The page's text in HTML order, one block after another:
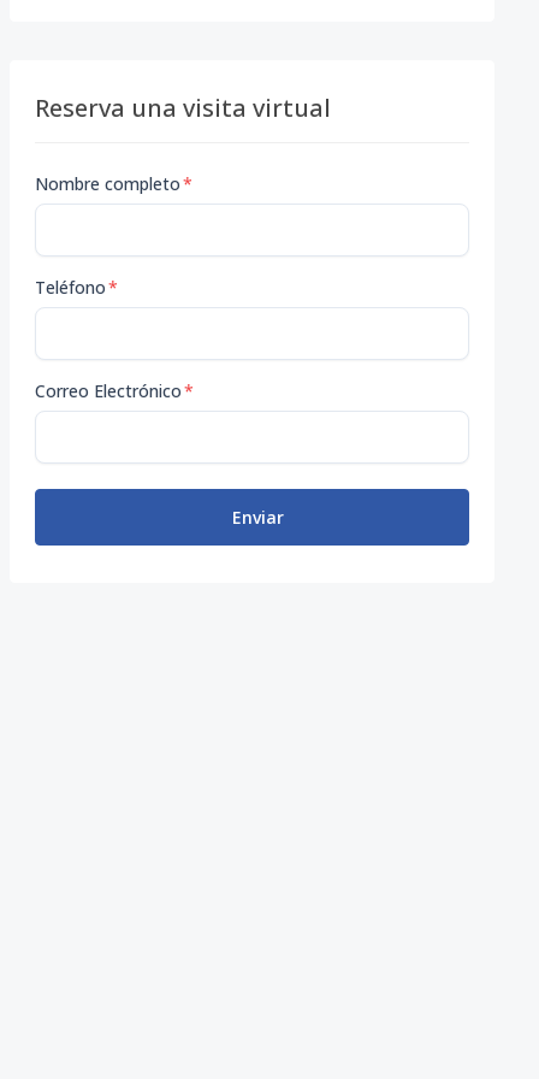
Reserva una visita virtual
Nombre completo*
Teléfono*
Correo Electrónico*
Enviar